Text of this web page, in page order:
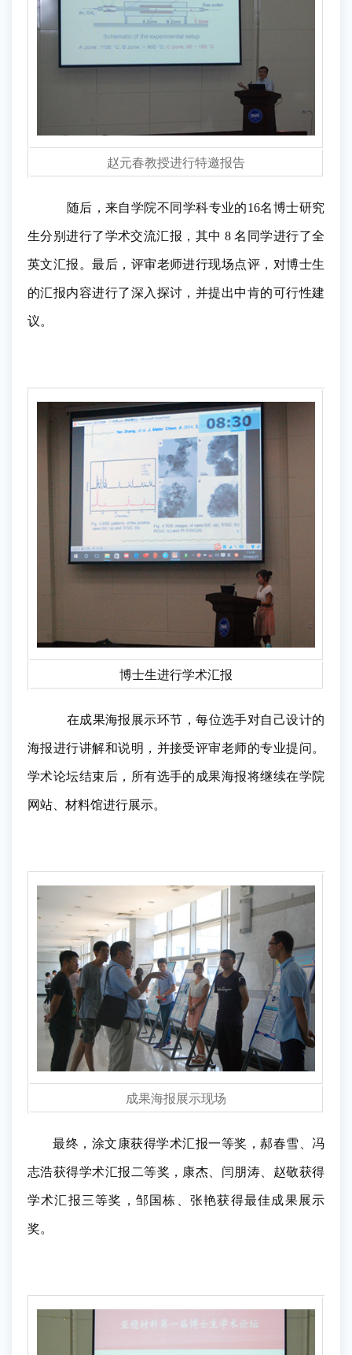
赵元春教授进行特邀报告
随后，来自学院不同学科专业的16名博士研究
生分别进行了学术交流汇报，其中 8 名同学进行了全
英文汇报。最后，评审老师进行现场点评，对博士生
的汇报内容进行了深入探讨，并提出中肯的可行性建
议。
博士生进行学术汇报
在成果海报展示环节，每位选手对自己设计的
海报进行讲解和说明，并接受评审老师的专业提问。
学术论坛结束后，所有选手的成果海报将继续在学院
网站、材料馆进行展示。
成果海报展示现场
最终，涂文康获得学术汇报一等奖，郝春雪、冯
志浩获得学术汇报二等奖，康杰、闫朋涛、赵敬获得
学术汇报三等奖，邹国栋、张艳获得最佳成果展示
奖。